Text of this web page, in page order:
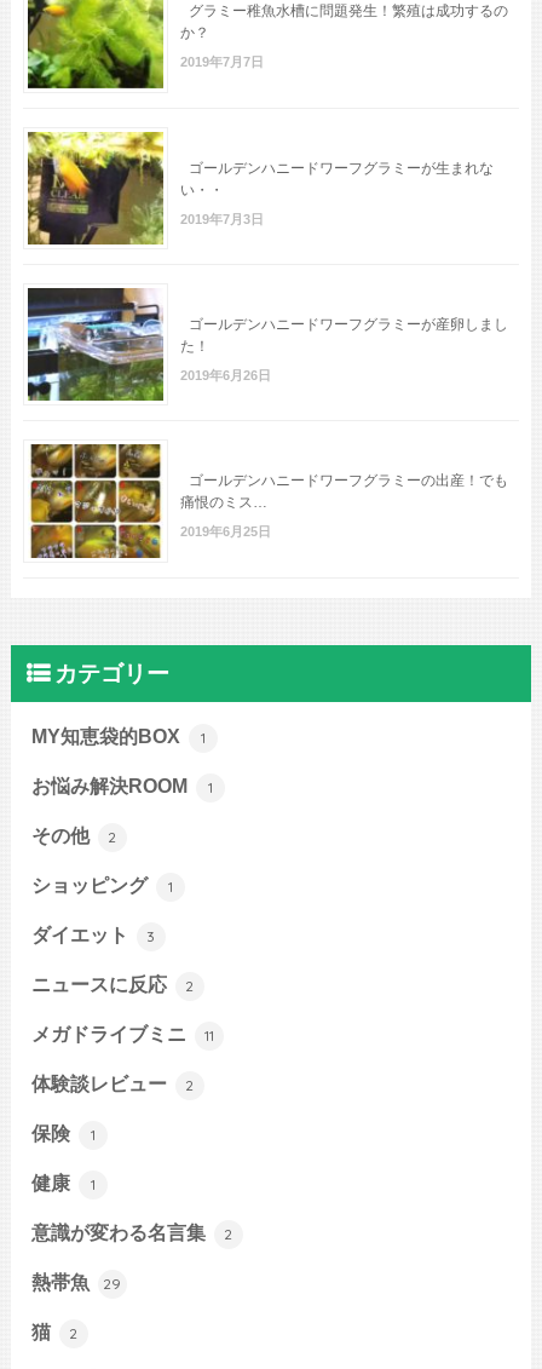
グラミー稚魚水槽に問題発生！繁殖は成功するの
か？
2019年7月7日
ゴールデンハニードワーフグラミーが生まれな
い・・
2019年7月3日
ゴールデンハニードワーフグラミーが産卵しまし
た！
2019年6月26日
ゴールデンハニードワーフグラミーの出産！でも
痛恨のミス…
2019年6月25日
カテゴリー
MY知恵袋的BOX 1
お悩み解決ROOM 1
その他 2
ショッピング 1
ダイエット 3
ニュースに反応 2
メガドライブミニ 11
体験談レビュー 2
保険 1
健康 1
意識が変わる名言集 2
熱帯魚 29
猫 2